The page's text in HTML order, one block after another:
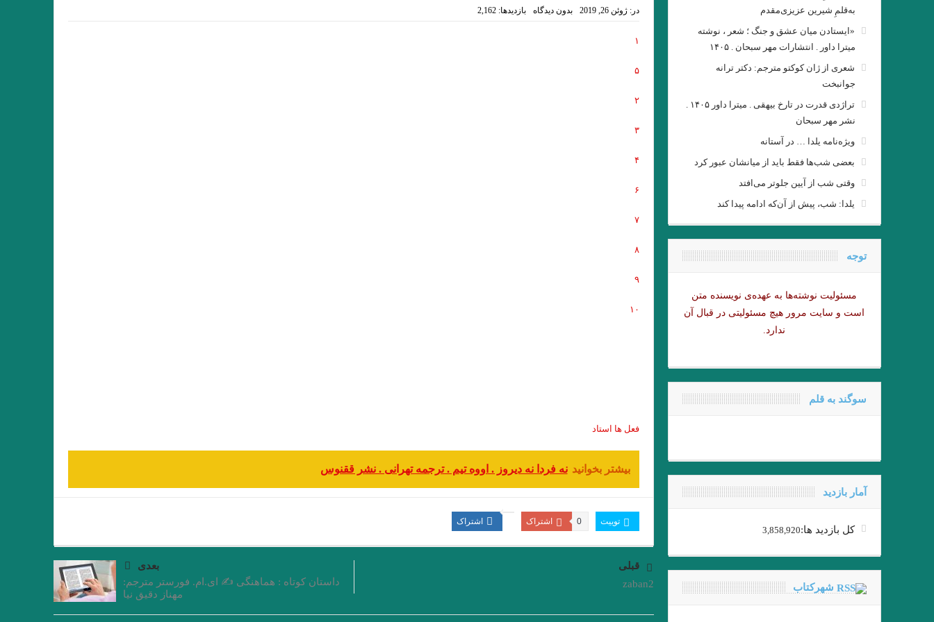
در:ژوئن 26, 2019 بدون دیدگاه بازدیدها: 2,162
۱
۵
۲
۳
۴
۶
۷
۸
۹
۱۰
فعل ها استاد
بیشتر بخوانید نه فردا نه دیروز . اووه تیم . ترجمه تهرانی . نشر ققنوس
توییت اشتراک 0 اشتراک
قبلی
zaban2
بعدی
داستان کوتاه : هماهنگی ✍ ای.ام. فورستر مترجم:
مهناز دقیق نیا
به‌قلمِ شیرین عزیزی‌مقدم
«ایستادن میان عشق و جنگ ؛ شعر ، نوشته
میترا داور . انتشارات مهر سبحان . ۱۴۰۵
شعری از ژان کوکتو مترجم: دکتر ترانه
جوانبخت
تراژدی قدرت در تارخ بیهقی . میترا داور ۱۴۰۵ .
نشر مهر سبحان
ویژه‌نامه یلدا … در آستانه
بعضی شب‌ها فقط باید از میانشان عبور کرد
وقتی شب از آیین جلوتر می‌افتد
یلدا: شب، پیش از آن‌که ادامه پیدا کند
توجه
مسئولیت نوشته‌‌ها به عهده‌ی نویسنده متن
است و سایت مرور هیچ مسئولیتی در قبال آن
ندارد.
سوگند به قلم
آمار بازدید
کل بازدید ها:3,858,920
شهرکتاب